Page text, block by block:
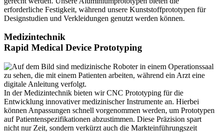
erforderliche Festigkeit, während unsere Kunststoffprototypen für
Designstudien und Verkleidungen genutzt werden können.
Medizintechnik
Rapid Medical Device Prototyping
In der Medizintechnik bieten wir CNC Prototyping für die
Entwicklung innovativer medizinischer Instrumente an. Hierbei
können Anpassungen schnell vorgenommen werden, um Prototypen
auf Patientenspezifikationen abzustimmen. Diese Präzision spart
nicht nur Zeit, sondern verkürzt auch die Markteinführungszeit